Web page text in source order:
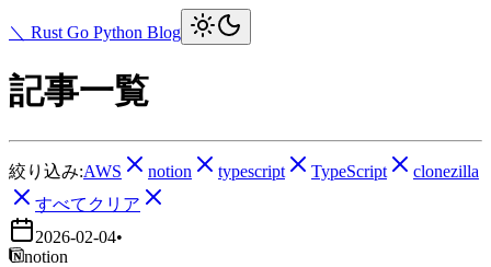
＼ Rust Go Python Blog
記事一覧
絞り込み:AWS notion typescript TypeScript
clonezilla
すべてクリア
2026-02-04•
notion